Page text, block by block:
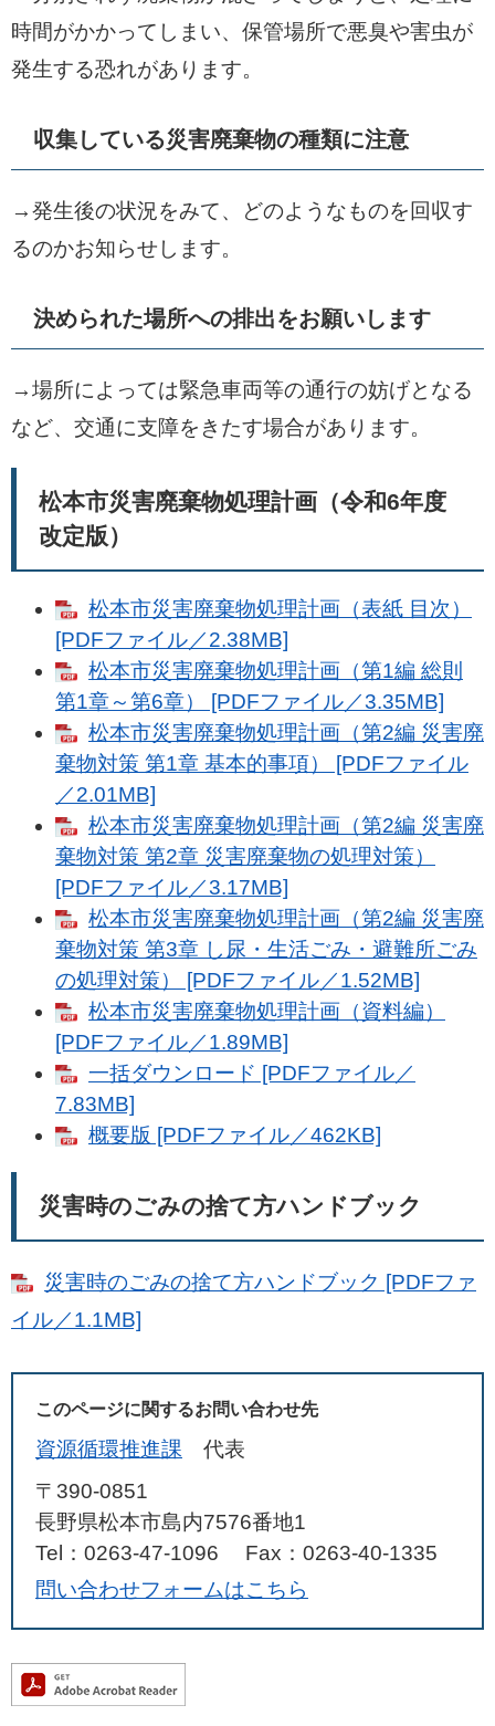
時間がかかってしまい、保管場所で悪臭や害虫が
発生する恐れがあります。
収集している災害廃棄物の種類に注意
→発生後の状況をみて、どのようなものを回収す
るのかお知らせします。
決められた場所への排出をお願いします
→場所によっては緊急車両等の通行の妨げとなる
など、交通に支障をきたす場合があります。
松本市災害廃棄物処理計画（令和6年度
改定版）
松本市災害廃棄物処理計画（表紙 目次）
[PDFファイル／2.38MB]
松本市災害廃棄物処理計画（第1編 総則
第1章～第6章） [PDFファイル／3.35MB]
松本市災害廃棄物処理計画（第2編 災害廃
棄物対策 第1章 基本的事項） [PDFファイル
／2.01MB]
松本市災害廃棄物処理計画（第2編 災害廃
棄物対策 第2章 災害廃棄物の処理対策）
[PDFファイル／3.17MB]
松本市災害廃棄物処理計画（第2編 災害廃
棄物対策 第3章 し尿・生活ごみ・避難所ごみ
の処理対策） [PDFファイル／1.52MB]
松本市災害廃棄物処理計画（資料編）
[PDFファイル／1.89MB]
一括ダウンロード [PDFファイル／
7.83MB]
概要版 [PDFファイル／462KB]
災害時のごみの捨て方ハンドブック
災害時のごみの捨て方ハンドブック [PDFファ
イル／1.1MB]
このページに関するお問い合わせ先
資源循環推進課
代表
〒390-0851
長野県松本市島内7576番地1
Tel：0263-47-1096
Fax：0263-40-1335
問い合わせフォームはこちら